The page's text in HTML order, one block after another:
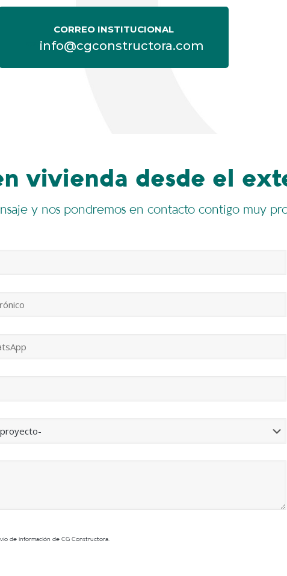
CORREO INSTITUCIONAL
info@cgconstructora.com
vivienda desde el
y nos pondremos en contacto contigo muy
de información de CG Constructora.